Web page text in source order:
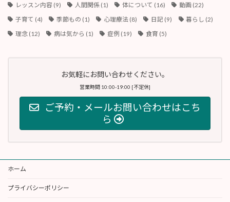
レッスン内容(9) 人間関係(1) 体について (16) 動画 (22)
子育て (4) 季節もの (1) 心理療法 (8) 日記 (9) 暮らし (2)
理念(12) 病は気から (1) 症例 (19) 食育 (5)
お気軽にお問い合わせください。
営業時間 10:00-19:00 [不定休]
ご予約・メールお問い合わせはこち
ら
ホーム
プライバシーポリシー